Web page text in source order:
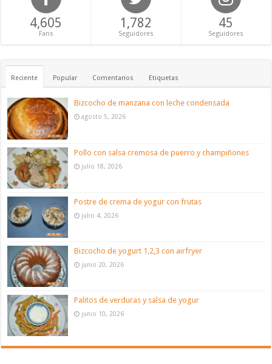
4,605
Fans
1,782
Seguidores
45
Seguidores
Reciente Popular Comentarios Etiquetas
Bizcocho de manzana con leche condensada
agosto 5, 2026
Pollo con salsa cremosa de puerro y champiñones
julio 18, 2026
Postre de crema de yogur con frutas
julio 4, 2026
Bizcocho de yogurt 1,2,3 con airfryer
junio 20, 2026
Palitos de verduras y salsa de yogur
junio 10, 2026